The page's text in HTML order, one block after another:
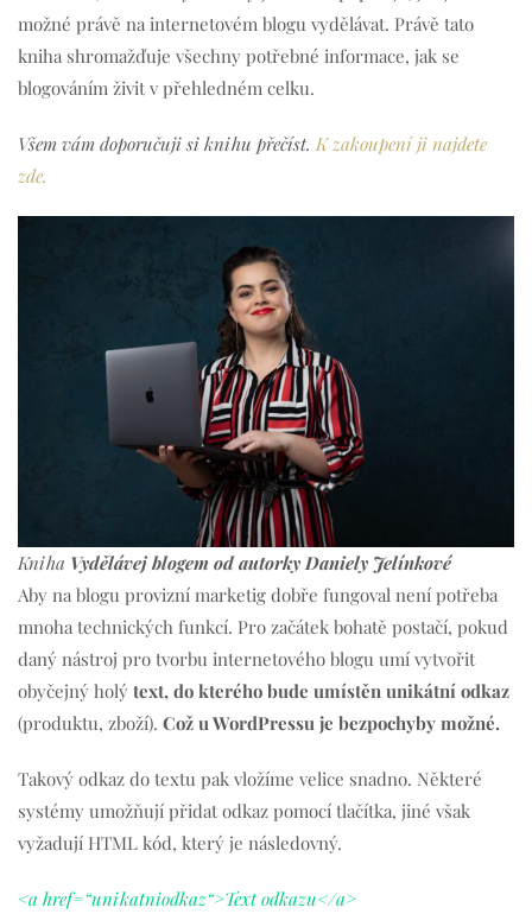
možné právě na internetovém blogu vydělávat. Právě tato
kniha shromažďuje všechny potřebné informace, jak se
blogováním živit v přehledném celku.
Všem vám doporučuji si knihu přečíst. K zakoupení ji najdete
zde.
Kniha Vydělávej blogem od autorky Daniely Jelínkové
Aby na blogu provizní marketig dobře fungoval není potřeba
mnoha technických funkcí. Pro začátek bohatě postačí, pokud
daný nástroj pro tvorbu internetového blogu umí vytvořit
obyčejný holý text, do kterého bude umístěn unikátní odkaz
(produktu, zboží). Což u WordPressu je bezpochyby možné.
Takový odkaz do textu pak vložíme velice snadno. Některé
systémy umožňují přidat odkaz pomocí tlačítka, jiné však
vyžadují HTML kód, který je následovný.
<a href=“unikatniodkaz“>Text odkazu</a>